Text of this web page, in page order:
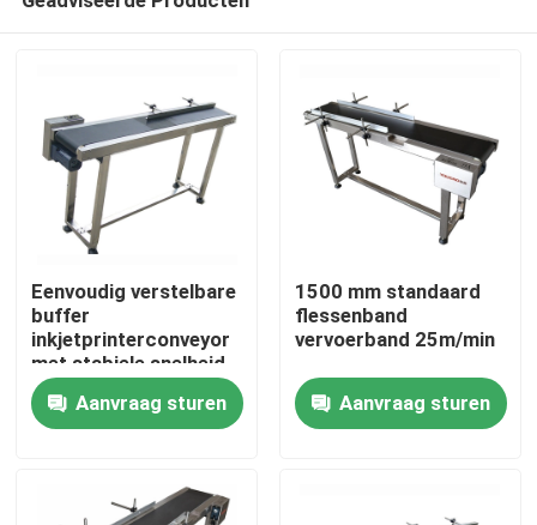
Thuis
Producten
Eenvoudig verstelbare
buffer
inkjetprinterconveyor
met stabiele snelheid
Aanvraag sturen
1500 mm standaard
flessenband
vervoerband 25m/min
Aanvraag sturen